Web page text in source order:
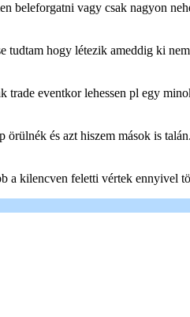
beleforgatni vagy csak nagyon
tudtam hogy létezik ameddig ki
eventkor lehessen pl egy
és azt hiszem mások is
a kilencven feletti vértek ennyivel